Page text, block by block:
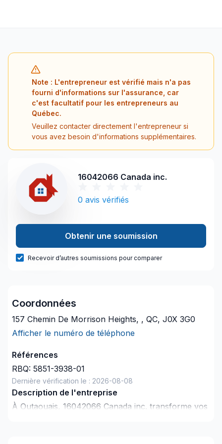
Note : L'entrepreneur est vérifié mais n'a pas
fourni d'informations sur l'assurance, car
c'est facultatif pour les entrepreneurs au
Québec.
Veuillez contacter directement l'entrepreneur si
vous avez besoin d'informations supplémentaires.
16042066 Canada inc.
0 avis vérifiés
Obtenir une soumission
Recevoir d’autres soumissions pour comparer
Coordonnées
157 Chemin De Morrison Heights, , QC, J0X 3G0
Afficher le numéro de téléphone
Références
RBQ: 5851-3938-01
Dernière vérification le : 2026-08-08
Description de l'entreprise
À Outaouais, 16042066 Canada inc. transforme vos